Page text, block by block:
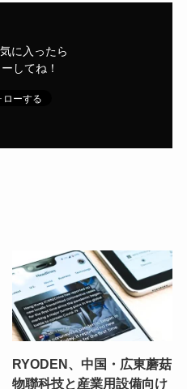
に入ったら
してね！
RYODEN、中国・広東蘑菇
物聯科技と産業用設備向け